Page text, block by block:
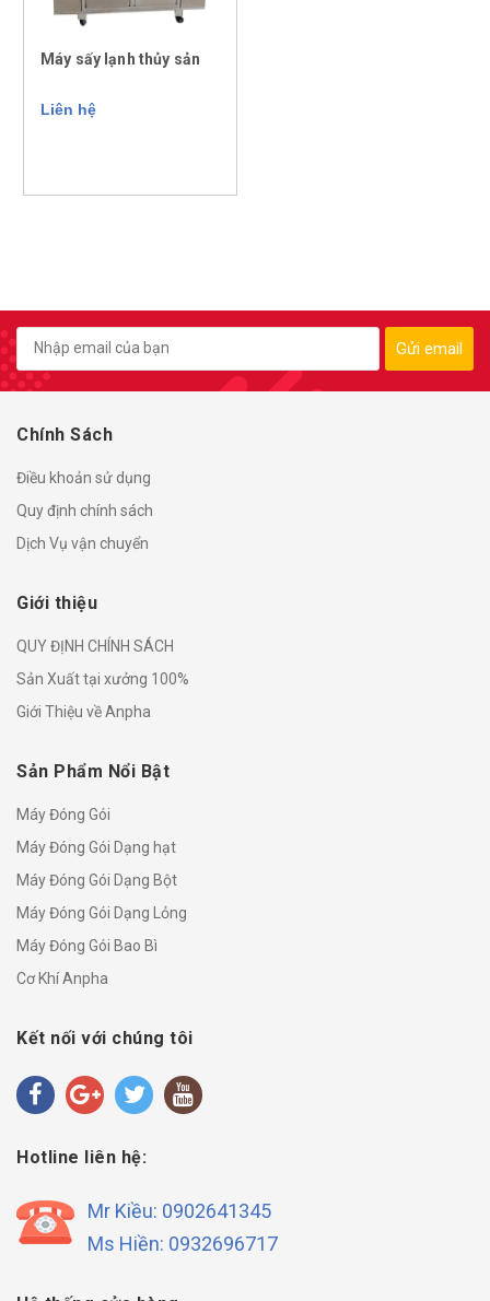
Máy sấy lạnh thủy sản
Liên hệ
Gửi email
Chính Sách
Điều khoản sử dụng
Quy định chính sách
Dịch Vụ vận chuyển
Giới thiệu
QUY ĐỊNH CHÍNH SÁCH
Sản Xuất tại xưởng 100%
Giới Thiệu về Anpha
Sản Phẩm Nổi Bật
Máy Đóng Gói
Máy Đóng Gói Dạng hạt
Máy Đóng Gói Dạng Bột
Máy Đóng Gói Dạng Lỏng
Máy Đóng Gói Bao Bì
Cơ Khí Anpha
Kết nối với chúng tôi
Hotline liên hệ:
Mr Kiều: 0902641345
Ms Hiền: 0932696717